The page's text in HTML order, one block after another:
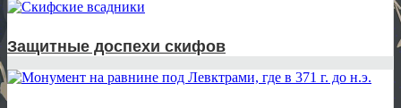
Защитные доспехи скифов